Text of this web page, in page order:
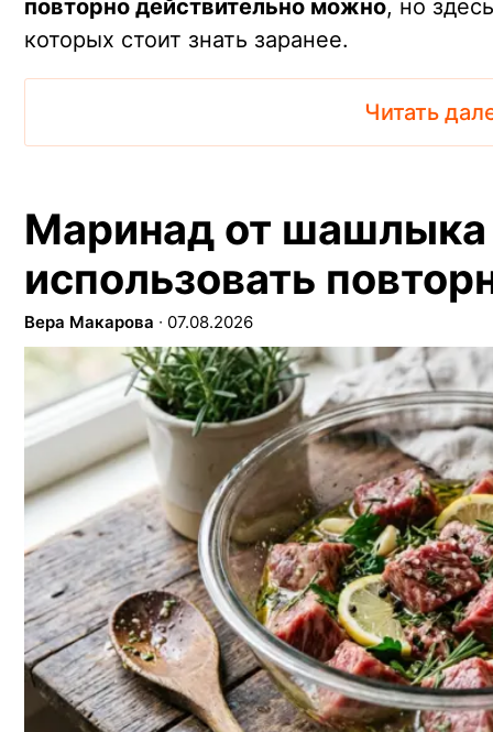
повторно действительно можно, но
которых стоит знать заранее.
Читать
Маринад от
использовать
Вера Макарова ∙ 07.08.2026